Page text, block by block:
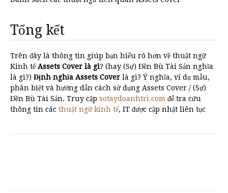
Tổng kết
Trên đây là thông tin giúp bạn hiểu rõ hơn về thuật ngữ
Kinh tếAssets Cover là gì? (hay (Sự) Đền Bù Tài Sản nghĩa
là gì?) Định nghĩa Assets Cover là gì? Ý nghĩa, ví dụ mẫu,
phân biệt và hướng dẫn cách sử dụng Assets Cover / (Sự)
Đền Bù Tài Sản. Truy cập sotaydoanhtri.com để tra cứu
thông tin các thuật ngữ kinh tế, IT được cập nhật liên tục